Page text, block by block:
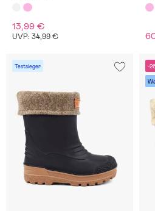
13,99 €
UVP: 34,99 €
Testsieger -